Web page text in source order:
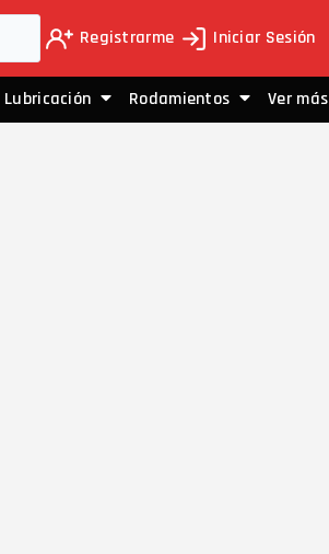
Registrarme Iniciar Sesión
Lubricación Rodamientos Ver más